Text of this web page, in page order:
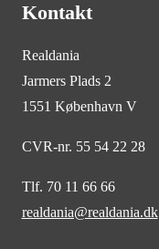
Kontakt
Realdania
Jarmers Plads 2
1551 København V
CVR-nr. 55 54 22 28
Tlf. 70 11 66 66
realdania@realdania.dk